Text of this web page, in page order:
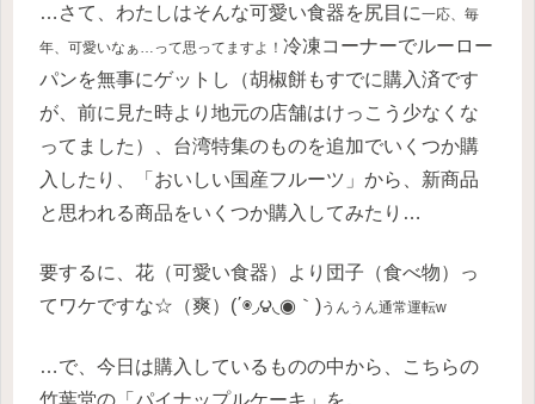
…さて、わたしはそんな可愛い食器を尻目に一応、毎
年、可愛いなぁ…って思ってますよ！ 冷凍コーナーでルーロー
パンを無事にゲットし（胡椒餅もすでに購入済です
が、前に見た時より地元の店舗はけっこう少なくな
ってました）、台湾特集のものを追加でいくつか購
入したり、「おいしい国産フルーツ」から、新商品
と思われる商品をいくつか購入してみたり…
要するに、花（可愛い食器）より団子（食べ物）っ
てワケですな☆（爽）(΄◉◞౪◟◉｀)うんうん通常運転w
…で、今日は購入しているものの中から、こちらの
竹葉堂の「パイナップルケーキ」を。